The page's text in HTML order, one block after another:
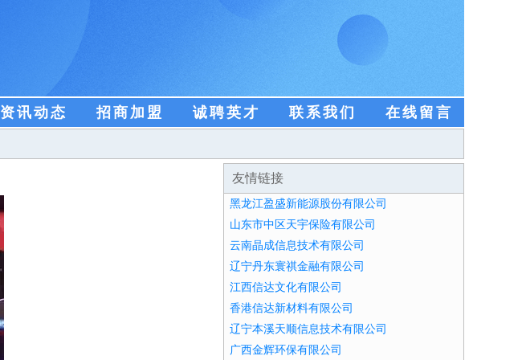
资讯动态 招商加盟 诚聘英才 联系我们 在线留言
友情链接
黑龙江盈盛新能源股份有限公司
山东市中区天宇保险有限公司
云南晶成信息技术有限公司
辽宁丹东寰祺金融有限公司
江西信达文化有限公司
香港信达新材料有限公司
辽宁本溪天顺信息技术有限公司
广西金辉环保有限公司